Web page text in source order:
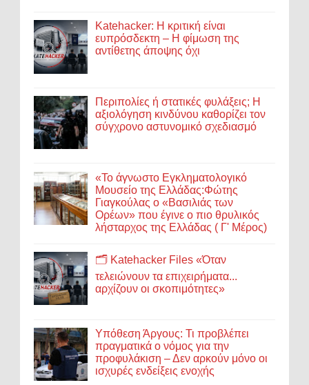
Katehacker: Η κριτική είναι
ευπρόσδεκτη – Η φίμωση της
αντίθετης άποψης όχι
Περιπολίες ή στατικές φυλάξεις; Η
αξιολόγηση κινδύνου καθορίζει τον
σύγχρονο αστυνομικό σχεδιασμό
«Το άγνωστο Εγκληματολογικό
Μουσείο της Ελλάδας:Φώτης
Γιαγκούλας ο «Βασιλιάς των
Ορέων» που έγινε ο πιο θρυλικός
λήσταρχος της Ελλάδας ( Γ' Μέρος)
🗂️ Katehacker Files «Όταν
τελειώνουν τα επιχειρήματα...
αρχίζουν οι σκοπιμότητες»
Υπόθεση Άργους: Τι προβλέπει
πραγματικά ο νόμος για την
προφυλάκιση – Δεν αρκούν μόνο οι
ισχυρές ενδείξεις ενοχής